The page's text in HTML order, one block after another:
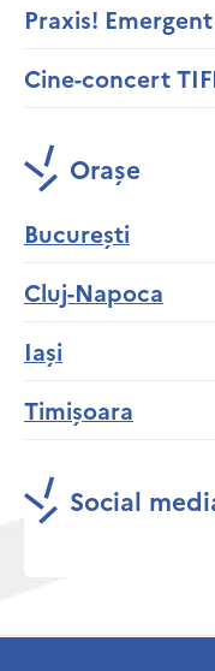
Praxis!
Cine-concert
Orașe
București
Cluj-Napoca
Iași
Timișoara
Social